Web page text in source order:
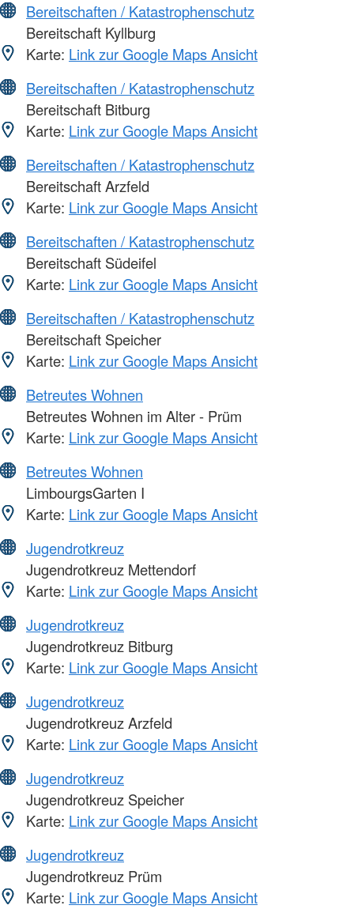
Bereitschaften / Katastrophenschutz
Bereitschaft Kyllburg
Karte: Link zur Google Maps Ansicht
Bereitschaften / Katastrophenschutz
Bereitschaft Bitburg
Karte: Link zur Google Maps Ansicht
Bereitschaften / Katastrophenschutz
Bereitschaft Arzfeld
Karte: Link zur Google Maps Ansicht
Bereitschaften / Katastrophenschutz
Bereitschaft Südeifel
Karte: Link zur Google Maps Ansicht
Bereitschaften / Katastrophenschutz
Bereitschaft Speicher
Karte: Link zur Google Maps Ansicht
Betreutes Wohnen
Betreutes Wohnen im Alter - Prüm
Karte: Link zur Google Maps Ansicht
Betreutes Wohnen
LimbourgsGarten I
Karte: Link zur Google Maps Ansicht
Jugendrotkreuz
Jugendrotkreuz Mettendorf
Karte: Link zur Google Maps Ansicht
Jugendrotkreuz
Jugendrotkreuz Bitburg
Karte: Link zur Google Maps Ansicht
Jugendrotkreuz
Jugendrotkreuz Arzfeld
Karte: Link zur Google Maps Ansicht
Jugendrotkreuz
Jugendrotkreuz Speicher
Karte: Link zur Google Maps Ansicht
Jugendrotkreuz
Jugendrotkreuz Prüm
Karte: Link zur Google Maps Ansicht